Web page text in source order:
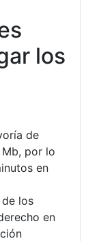
los
de
por lo
en
los
en